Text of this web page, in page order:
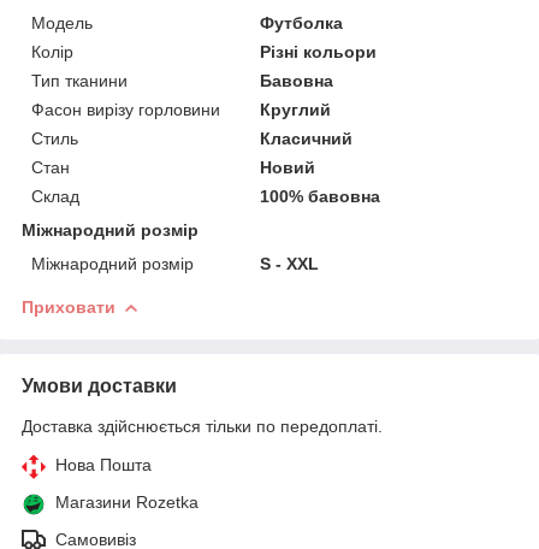
Модель
Футболка
Колір
Різні кольори
Тип тканини
Бавовна
Фасон вирізу горловини
Круглий
Стиль
Класичний
Стан
Новий
Склад
100% бавовна
Міжнародний розмір
Міжнародний розмір
S - XXL
Приховати
Умови доставки
Доставка здійснюється тільки по передоплаті.
Нова Пошта
Магазини Rozetka
Самовивіз